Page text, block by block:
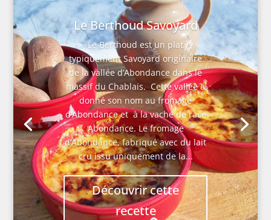
Le Berthoud Savoyard
Le Berthoud est un plat
typiquement Savoyard originaire
de la vallée d’Abondance dans le
massif du Chablais. Cette vallée a
donné son nom au fromage
d’Abondance et à la vache de race
Abondance. Le fromage
d’Abondance, fabriqué avec du lait
cru issu uniquement de la...
Découvrir cette
recette